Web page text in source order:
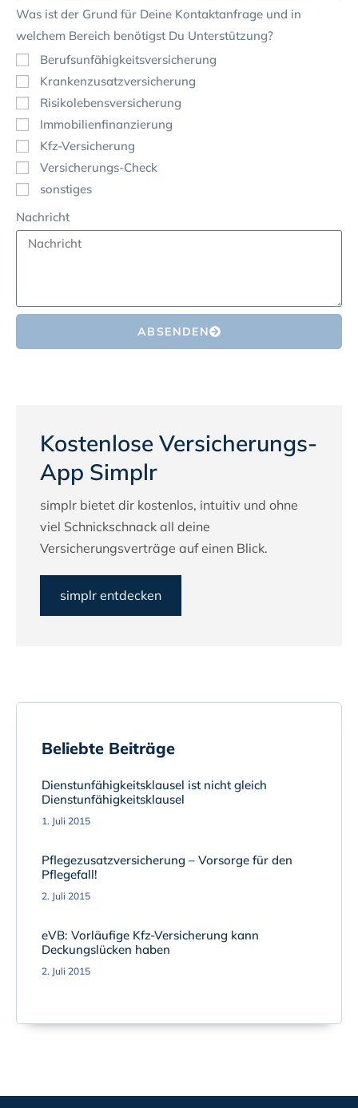
Was ist der Grund für Deine Kontaktanfrage und in
welchem Bereich benötigst Du Unterstützung?
Berufsunfähigkeitsversicherung
Krankenzusatzversicherung
Risikolebensversicherung
Immobilienfinanzierung
Kfz-Versicherung
Versicherungs-Check
sonstiges
Nachricht
ABSENDEN
Kostenlose Versicherungs-
App Simplr
simplr bietet dir kostenlos, intuitiv und ohne
viel Schnickschnack all deine
Versicherungsverträge auf einen Blick.
simplr entdecken
Beliebte Beiträge
Dienstunfähigkeitsklausel ist nicht gleich
Dienstunfähigkeitsklausel
1. Juli 2015
Pflegezusatzversicherung – Vorsorge für den
Pflegefall!
2. Juli 2015
eVB: Vorläufige Kfz-Versicherung kann
Deckungslücken haben
2. Juli 2015